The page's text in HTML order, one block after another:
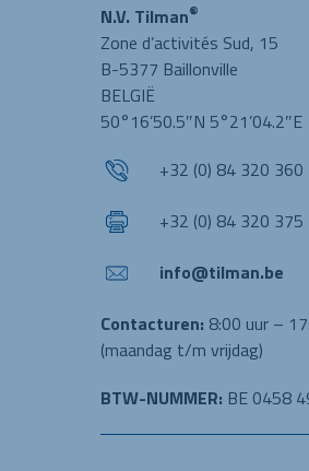
N.V. Tilman®
Zone d’activités Sud, 15
B-5377 Baillonville
BELGIË
50°16’50.5″N 5°21’04.2″E
+32 (0) 84 320 360
+32 (0) 84 320 375
info@tilman.be
Contacturen: 8:00 uur –
(maandag t/m vrijdag)
BTW-NUMMER: BE 0458